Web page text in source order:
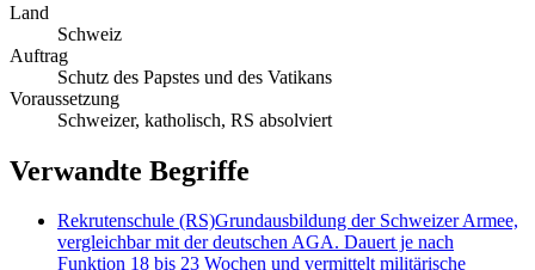
Land
Schweiz
Auftrag
Schutz des Papstes und des Vatikans
Voraussetzung
Schweizer, katholisch, RS absolviert
Verwandte Begriffe
Rekrutenschule (RS)Grundausbildung der Schweizer Armee,
vergleichbar mit der deutschen AGA. Dauert je nach
Funktion 18 bis 23 Wochen und vermittelt militärische